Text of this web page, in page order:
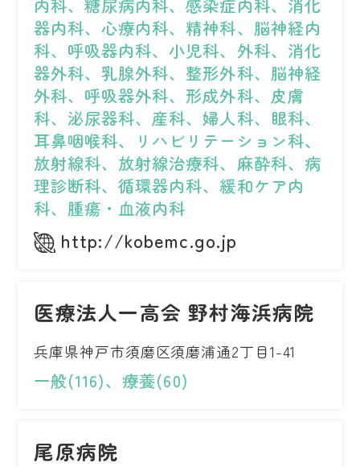
内科、糖尿病内科、感染症内科、消化
器内科、心療内科、精神科、脳神経内
科、呼吸器内科、小児科、外科、消化
器外科、乳腺外科、整形外科、脳神経
外科、呼吸器外科、形成外科、皮膚
科、泌尿器科、産科、婦人科、眼科、
耳鼻咽喉科、リハビリテーション科、
放射線科、放射線治療科、麻酔科、病
理診断科、循環器内科、緩和ケア内
科、腫瘍・血液内科
http://kobemc.go.jp
医療法人一高会 野村海浜病院
兵庫県神戸市須磨区須磨浦通2丁目1-41
一般(116)、療養(60)
尾原病院